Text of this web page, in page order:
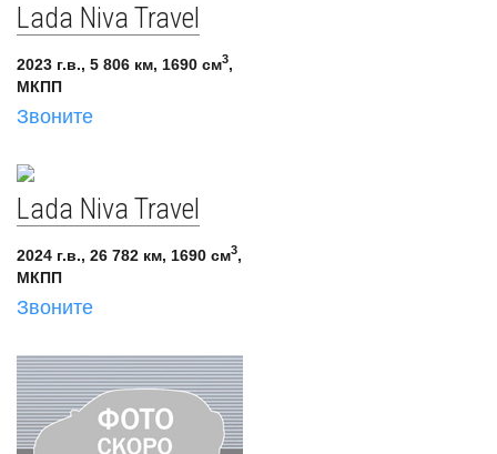
Lada Niva Travel
2023 г.в., 5 806 км, 1690 см3,
МКПП
Звоните
Lada Niva Travel
2024 г.в., 26 782 км, 1690 см3,
МКПП
Звоните